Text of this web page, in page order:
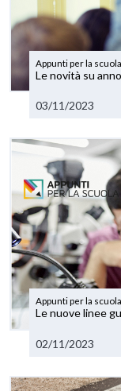
Le novità su
03/11/2023
Le nuove linee
02/11/2023